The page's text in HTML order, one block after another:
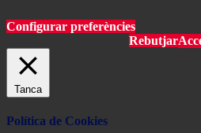
Configurar preferències
Rebutjar
Tanca
Política de Cookies